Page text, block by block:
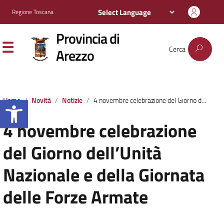
Apri la barra degli strumenti
Regione Toscana
Provincia di
Arezzo Cerca
Home Novità Notizie 4 novembre celebrazione del Giorno dell’Unità Nazionale e della Giornata delle Forze Armate
4 novembre celebrazione
del Giorno dell’Unità
Nazionale e della Giornata
delle Forze Armate